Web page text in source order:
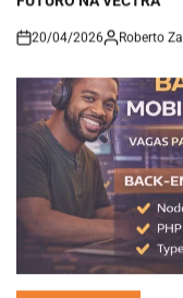
on
POSTED